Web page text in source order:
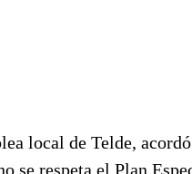
local de Telde,
se respeta el Plan